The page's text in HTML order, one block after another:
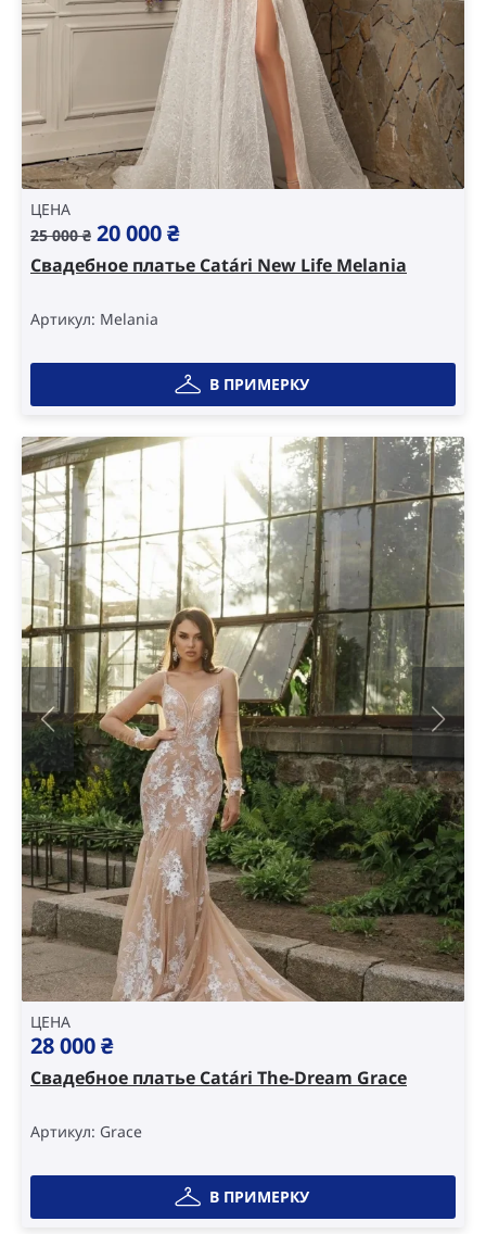
ЦЕНА
25 000₴ Original
price
25
20 000₴Current
price
Свадебное платье Catári New Life Melania
Артикул: Melania
В ПРИМЕРКУ
ЦЕНА
28 000₴
Свадебное платье Catári The-Dream Grace
Артикул: Grace
В ПРИМЕРКУ